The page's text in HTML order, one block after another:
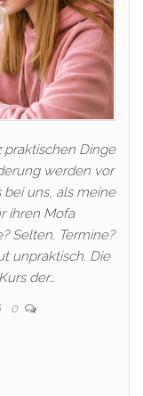
praktischen Dinge
werden vor
uns, als meine
ihren Mofa
Selten. Termine?
unpraktisch. Die
der…
0